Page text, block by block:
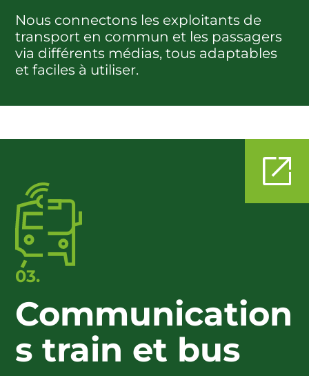
Nous connectons les exploitants de
transport en commun et les passagers
via différents médias, tous adaptables
et faciles à utiliser.
03.
Communication
s train et bus